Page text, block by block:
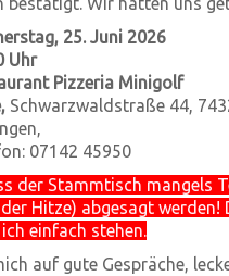
25. Juni 2026
Uhr
Pizzeria Minigolf
Schwarzwaldstraße 44,
07142 45950
der Stammtisch mangels
Hitze) abgesagt werden!
einfach stehen.
auf gute Gespräche,